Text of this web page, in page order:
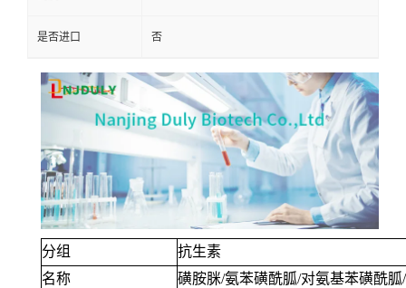
是否进口 否
分组
抗生素
名称
磺胺脒/氨苯磺酰胍/对氨基苯磺酰胍/